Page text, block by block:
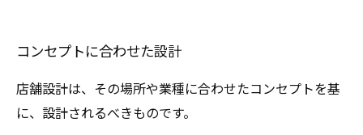
コンセプトに合わせた設計
店舗設計は、その場所や業種に合わせたコンセプトを基
に、設計されるべきものです。